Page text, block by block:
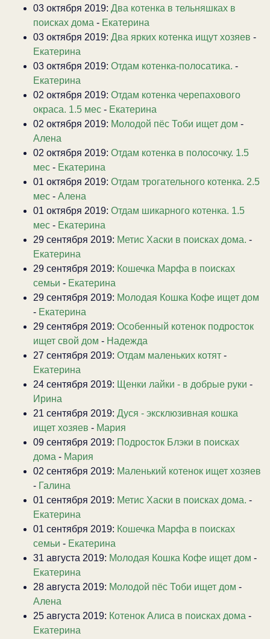
03 октября 2019: Два котенка в тельняшках в
поисках дома - Екатерина
03 октября 2019: Два ярких котенка ищут хозяев -
Екатерина
03 октября 2019: Отдам котенка-полосатика. -
Екатерина
02 октября 2019: Отдам котенка черепахового
окраса. 1.5 мес - Екатерина
02 октября 2019: Молодой пёс Тоби ищет дом -
Алена
02 октября 2019: Отдам котенка в полосочку. 1.5
мес - Екатерина
01 октября 2019: Отдам трогательного котенка. 2.5
мес - Алена
01 октября 2019: Отдам шикарного котенка. 1.5
мес - Екатерина
29 сентября 2019: Метис Хаски в поисках дома. -
Екатерина
29 сентября 2019: Кошечка Марфа в поисках
семьи - Екатерина
29 сентября 2019: Молодая Кошка Кофе ищет дом
- Екатерина
29 сентября 2019: Особенный котенок подросток
ищет свой дом - Надежда
27 сентября 2019: Отдам маленьких котят -
Екатерина
24 сентября 2019: Щенки лайки - в добрые руки -
Ирина
21 сентября 2019: Дуся - эксклюзивная кошка
ищет хозяев - Мария
09 сентября 2019: Подросток Блэки в поисках
дома - Мария
02 сентября 2019: Маленький котенок ищет хозяев
- Галина
01 сентября 2019: Метис Хаски в поисках дома. -
Екатерина
01 сентября 2019: Кошечка Марфа в поисках
семьи - Екатерина
31 августа 2019: Молодая Кошка Кофе ищет дом -
Екатерина
28 августа 2019: Молодой пёс Тоби ищет дом -
Алена
25 августа 2019: Котенок Алиса в поисках дома -
Екатерина